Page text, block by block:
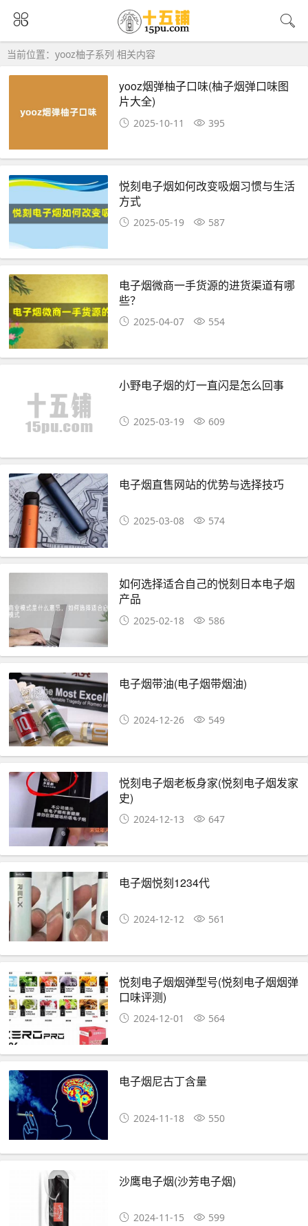
当前位置：yooz柚子系列 相关内容
yooz烟弹柚子口味(柚子烟弹口味图
片大全)
2025-10-11 395
悦刻电子烟如何改变吸烟习惯与生活
方式
2025-05-19 587
电子烟微商一手货源的进货渠道有哪
些？
2025-04-07 554
小野电子烟的灯一直闪是怎么回事
2025-03-19 609
电子烟直售网站的优势与选择技巧
2025-03-08 574
如何选择适合自己的悦刻日本电子烟
产品
2025-02-18 586
电子烟带油(电子烟带烟油)
2024-12-26 549
悦刻电子烟老板身家(悦刻电子烟发家
史)
2024-12-13 647
电子烟悦刻1234代
2024-12-12 561
悦刻电子烟烟弹型号(悦刻电子烟烟弹
口味评测)
2024-12-01 564
电子烟尼古丁含量
2024-11-18 550
沙鹰电子烟(沙芳电子烟)
2024-11-15 599